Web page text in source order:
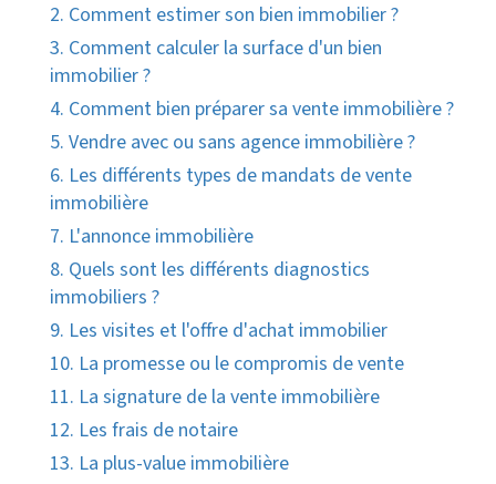
2. Comment estimer son bien immobilier ?
3. Comment calculer la surface d'un bien
immobilier ?
4. Comment bien préparer sa vente immobilière ?
5. Vendre avec ou sans agence immobilière ?
6. Les différents types de mandats de vente
immobilière
7. L'annonce immobilière
8. Quels sont les différents diagnostics
immobiliers ?
9. Les visites et l'offre d'achat immobilier
10. La promesse ou le compromis de vente
11. La signature de la vente immobilière
12. Les frais de notaire
13. La plus-value immobilière